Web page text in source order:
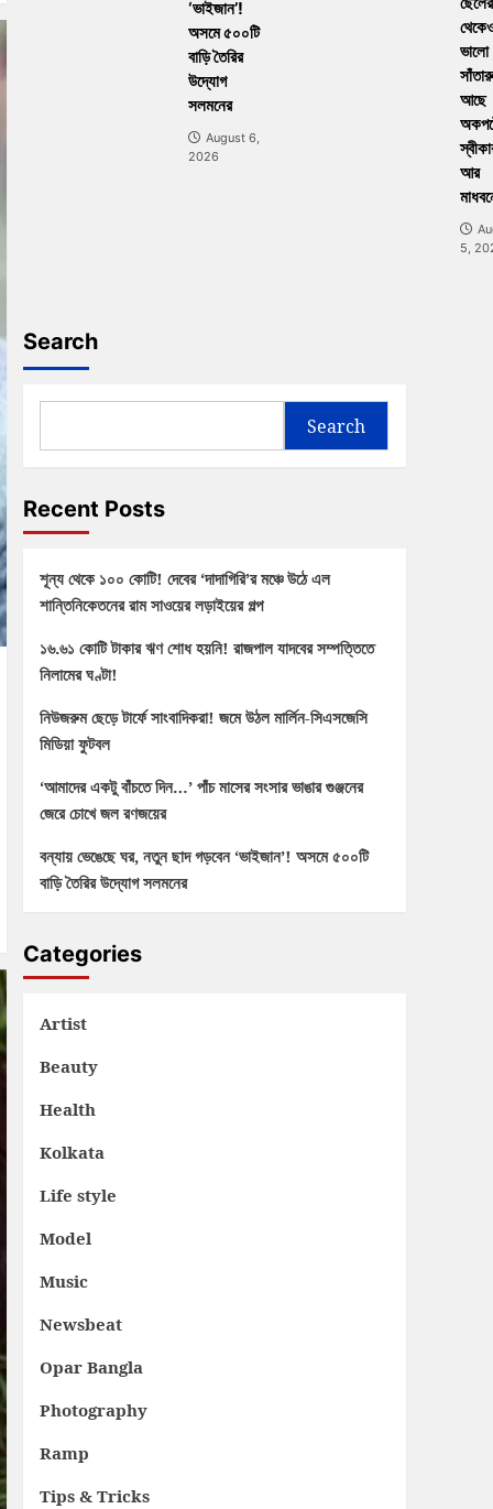
‘ভাইজান’!
অসমে ৫০০টি
বাড়ি তৈরির
উদ্যোগ
সলমনের
August 6,
2026
ভালো
সাঁতারু
আছে
আর
5,
Search
Search
Recent Posts
শূন্য থেকে ১০০ কোটি! দেবের ‘দাদাগিরি’র মঞ্চে উঠে এল
শান্তিনিকেতনের রাম সাওয়ের লড়াইয়ের গল্প
১৬.৬১ কোটি টাকার ঋণ শোধ হয়নি! রাজপাল যাদবের সম্পত্তিতে
নিলামের ঘণ্টা!
নিউজরুম ছেড়ে টার্ফে সাংবাদিকরা! জমে উঠল মার্লিন-সিএসজেসি
মিডিয়া ফুটবল
‘আমাদের একটু বাঁচতে দিন…’ পাঁচ মাসের সংসার ভাঙার গুঞ্জনের
জেরে চোখে জল রণজয়ের
বন্যায় ভেঙেছে ঘর, নতুন ছাদ গড়বেন ‘ভাইজান’! অসমে ৫০০টি
বাড়ি তৈরির উদ্যোগ সলমনের
Categories
Artist
Beauty
Health
Kolkata
Life style
Model
Music
Newsbeat
Opar Bangla
Photography
Ramp
Tips & Tricks